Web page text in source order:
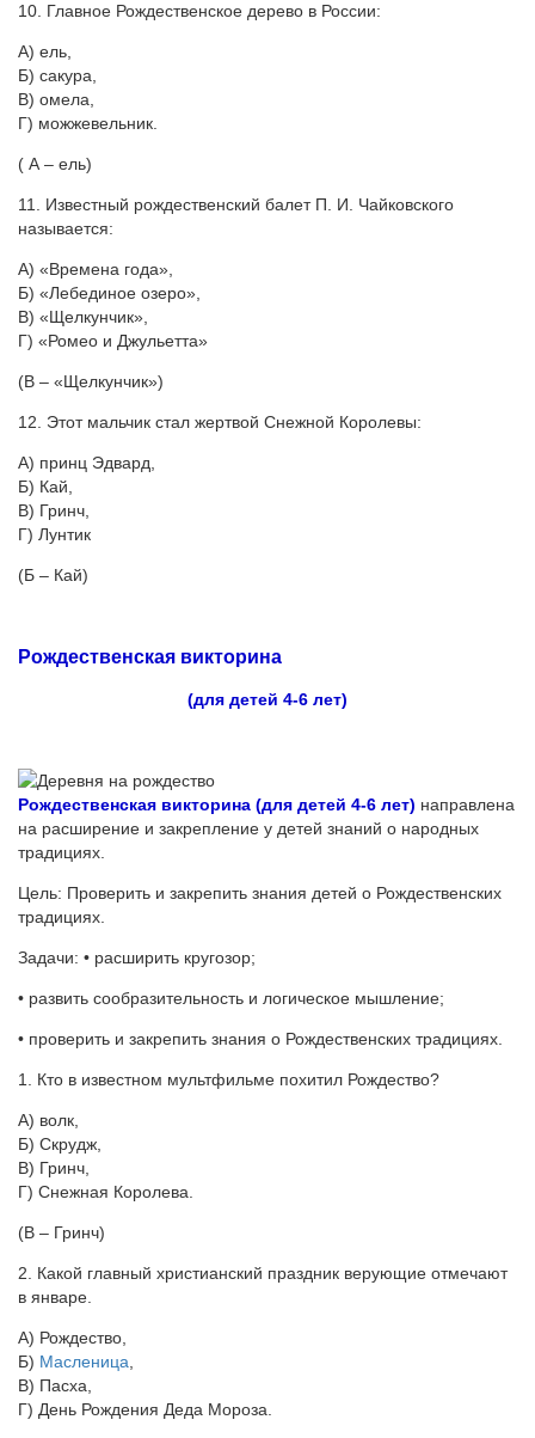
10. Главное Рождественское дерево в России:
А) ель,
Б) сакура,
В) омела,
Г) можжевельник.
( А – ель)
11. Известный рождественский балет П. И. Чайковского
называется:
А) «Времена года»,
Б) «Лебединое озеро»,
В) «Щелкунчик»,
Г) «Ромео и Джульетта»
(В – «Щелкунчик»)
12. Этот мальчик стал жертвой Снежной Королевы:
А) принц Эдвард,
Б) Кай,
В) Гринч,
Г) Лунтик
(Б – Кай)
Рождественская викторина
(для детей 4-6 лет)
Рождественская викторина (для детей 4-6 лет) направлена
на расширение и закрепление у детей знаний о народных
традициях.
Цель: Проверить и закрепить знания детей о Рождественских
традициях.
Задачи: • расширить кругозор;
• развить сообразительность и логическое мышление;
• проверить и закрепить знания о Рождественских традициях.
1. Кто в известном мультфильме похитил Рождество?
А) волк,
Б) Скрудж,
В) Гринч,
Г) Снежная Королева.
(В – Гринч)
2. Какой главный христианский праздник верующие отмечают
в январе.
А) Рождество,
Б) Масленица
В) Пасха,
Г) День Рождения Деда Мороза.